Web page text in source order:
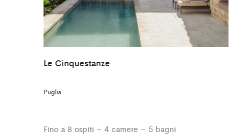
Le Cinquestanze
Puglia
Fino a 8 ospiti – 4 camere – 5 bagni